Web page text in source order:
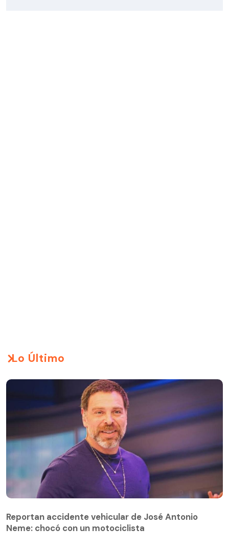
Lo Último
Reportan accidente vehicular de José Antonio
Neme: chocó con un motociclista